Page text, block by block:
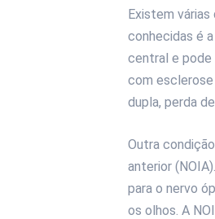
Existem
conhecidas é
central e pode
com esclerose
dupla, perda
Outra
anterior
para o nervo
os olhos. A